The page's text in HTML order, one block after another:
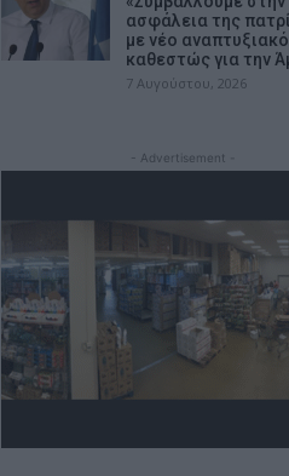
ασφάλεια της
με νέο αναπτυξιακό
καθεστώς για την
7 Αυγούστου, 2026
- Advertisement -